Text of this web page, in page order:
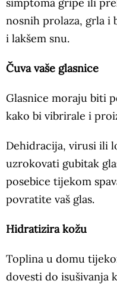
simptoma gripe ili
nosnih prolaza, grla i
i lakšem snu.
Čuva vaše glasnice
Glasnice moraju biti
kako bi vibrirale i
Dehidracija, virusi ili
uzrokovati gubitak
posebice tijekom
povratite vaš glas.
Hidratizira kožu
Toplina u domu
dovesti do isušivanja